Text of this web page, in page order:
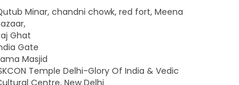
hotel per la cena e il pernottamento.
e partenza per Agra. Check-in in hotel. Durante
Pernottamento ad Agra.
Mahal durante l'alba. Rientro in hotel per la prima
Minar, chandni chowk, red fort, Meena
Ghat
Gate
Masjid
Temple Delhi-Glory Of India & Vedic
Centre, New Delhi